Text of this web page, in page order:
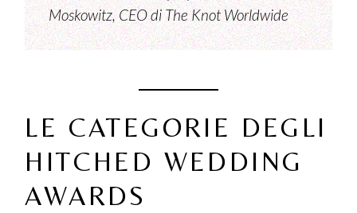
Moskowitz, CEO di The Knot Worldwide
LE CATEGORIE DEGLI
HITCHED WEDDING
AWARDS